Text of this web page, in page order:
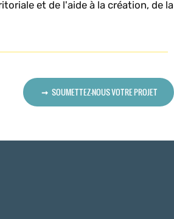
et de l'aide à la création, de
SOUMETTEZ-NOUS VOTRE PROJET